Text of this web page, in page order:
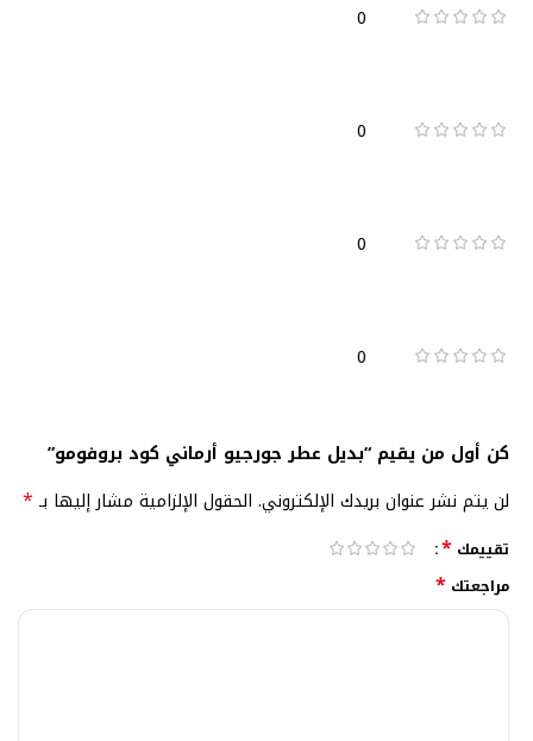
0
0
0
0
كن أول من يقيم “بديل عطر جورجيو أرماني كود بروفومو”
لن يتم نشر عنوان بريدك الإلكتروني. الحقول الإلزامية مشار إليها بـ *
تقييمك *
مراجعتك *